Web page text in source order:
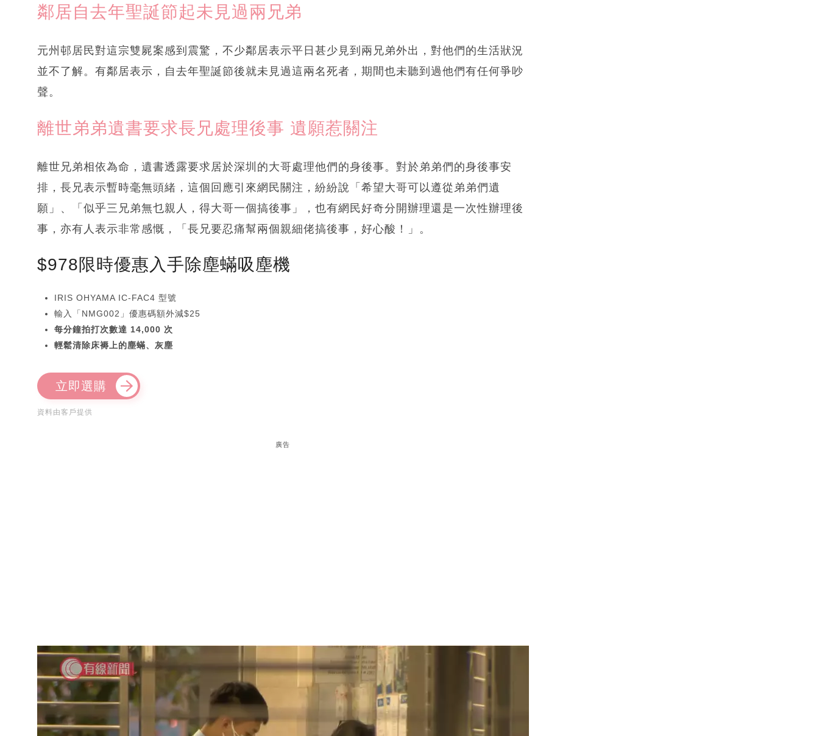
鄰居自去年聖誕節起未見過兩兄弟
元州邨居民對這宗雙屍案感到震驚，不少鄰居表示平日甚少見到兩兄弟外出，對他們的生活狀況
並不了解。有鄰居表示，自去年聖誕節後就未見過這兩名死者，期間也未聽到過他們有任何爭吵
聲。
離世弟弟遺書要求長兄處理後事 遺願惹關注
離世兄弟相依為命，遺書透露要求居於深圳的大哥處理他們的身後事。對於弟弟們的身後事安
排，長兄表示暫時毫無頭緒，這個回應引來網民關注，紛紛說「希望大哥可以遵從弟弟們遺
願」、「似乎三兄弟無乜親人，得大哥一個搞後事」，也有網民好奇分開辦理還是一次性辦理後
事，亦有人表示非常感慨，「長兄要忍痛幫兩個親細佬搞後事，好心酸！」。
$978限時優惠入手除塵蟎吸塵機
IRIS OHYAMA IC-FAC4 型號
輸入「NMG002」優惠碼額外減$25
每分鐘拍打次數達 14,000 次
輕鬆清除床褥上的塵蟎、灰塵
立即選購
資料由客戶提供
廣告